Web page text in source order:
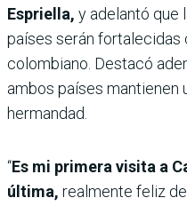
Espriella, y adelantó que
países serán fortalecidas
colombiano. Destacó
ambos países mantienen
hermandad.
“Es mi primera visita a
última, realmente feliz